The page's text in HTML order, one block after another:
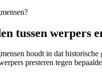
tussen werpers
houdt in dat
presteren tegen